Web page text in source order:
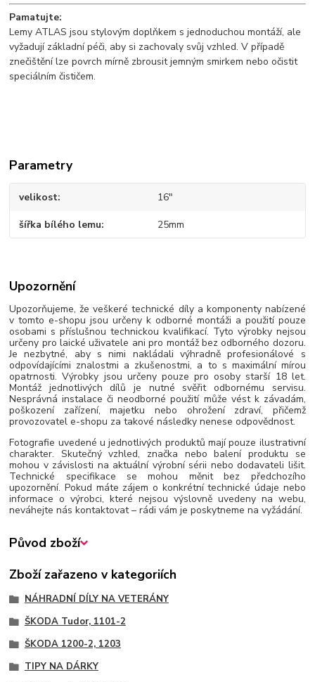
Pamatujte:
Lemy ATLAS jsou stylovým doplňkem s jednoduchou montáží, ale
vyžadují základní péči, aby si zachovaly svůj vzhled. V případě
znečištění lze povrch mírně zbrousit jemným smirkem nebo očistit
speciálním čističem.
Parametry
velikost 16"
šířka bílého lemu 25mm
Upozornění
Upozorňujeme, že veškeré technické díly a komponenty nabízené
v tomto e-shopu jsou určeny k odborné montáži a použití pouze
osobami s příslušnou technickou kvalifikací. Tyto výrobky nejsou
určeny pro laické uživatele ani pro montáž bez odborného dozoru.
Je nezbytné, aby s nimi nakládali výhradně profesionálové s
odpovídajícími znalostmi a zkušenostmi, a to s maximální mírou
opatrnosti. Výrobky jsou určeny pouze pro osoby starší 18 let.
Montáž jednotlivých dílů je nutné svěřit odbornému servisu.
Nesprávná instalace či neodborné použití může vést k závadám,
poškození zařízení, majetku nebo ohrožení zdraví, přičemž
provozovatel e-shopu za takové následky nenese odpovědnost.
Fotografie uvedené u jednotlivých produktů mají pouze ilustrativní
charakter. Skutečný vzhled, značka nebo balení produktu se
mohou v závislosti na aktuální výrobní sérii nebo dodavateli lišit.
Technické specifikace se mohou měnit bez předchozího
upozornění. Pokud máte zájem o konkrétní technické údaje nebo
informace o výrobci, které nejsou výslovně uvedeny na webu,
neváhejte nás kontaktovat – rádi vám je poskytneme na vyžádání.
Původ zboží
Zboží zařazeno v kategoriích
NÁHRADNÍ DÍLY NA VETERÁNY
ŠKODA Tudor, 1101-2
ŠKODA 1200-2, 1203
TIPY NA DÁRKY